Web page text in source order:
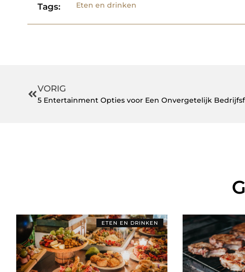
Tags: Eten en drinken
VORIG
5 Entertainment Opties voor Een Onvergetelijk
ETEN EN DRINKEN